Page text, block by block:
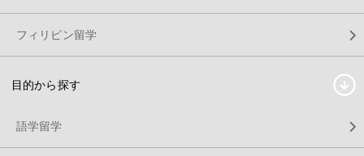
フィリピン留学
目的から探す
語学留学